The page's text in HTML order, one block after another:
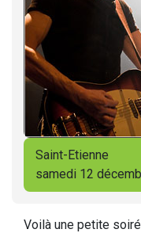
Saint-Etienne
samedi 12
Voilà une petite